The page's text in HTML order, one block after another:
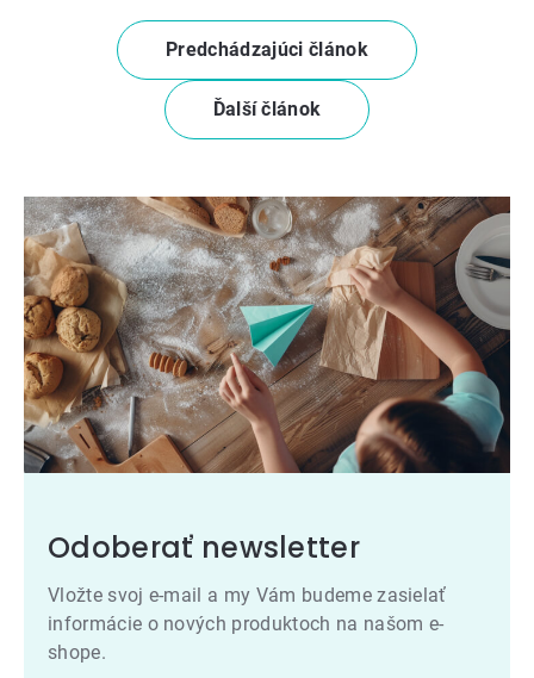
Predchádzajúci článok
Ďalší článok
Odoberať newsletter
Vložte svoj e-mail a my Vám budeme zasielať
informácie o nových produktoch na našom e-
shope.